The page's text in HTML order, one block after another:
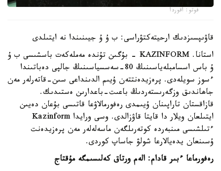
فوتو: اقوردا
قاۋىپسىزدىك ارحيتەكتۋراسى: ب ۇ ۇ جيىنىندا نە ايتىلدى
استانا. KAZINFORM - بۇگىن تۇندە مەملەكەت باسشىسى ب ۇ
ۇ باس اسسامبلەياسىنىڭ 80-سەسسياسىنىڭ جالپى دەباتىندا
ءسوز سويلەدى. پرەزيدەنتتەن ۇيىم الدىنداعى سىن-قاتەرلەر مەن
جاھاندىق وزگەرىستەردىڭ باعىت-باعدارىن ەستىدىك.
قازاقستان تاراپىنان ۇيىمدى رەفورمالاۋعا قاتىسى بۇعان دەيىن
ايتىلعان ويلار دا قايتا قاۋزالدى. وسى ورايدا Kazinform
ءتىلشىسى مىنبەردە كوتەرىلگەن ماسەلەلەر مەن پرەزيدەنت
ۇسىنعان يدەيالارعا شولۋ جاساپ كوردى.
رەفورماعا ءبىر قادام: الەم ورتاق كەلىسىمگە مۇقتاج